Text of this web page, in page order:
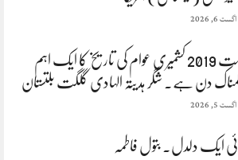
اگست 6, 2026
5 اگست 2019 کشمیری عوام کی تاریخ کا ایک اہم
دن ہے. شگر ہدیتہ الہادی گلگت بلتستان
اگست 5, 2026
ایک دلدل. بتول فاطمہ